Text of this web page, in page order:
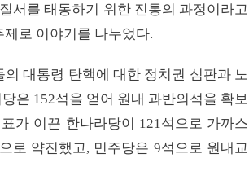
서를 태동하기 위한 진통의 과정이라고
로 이야기를 나누었다.
대통령 탄핵에 대한 정치권 심판과 노
은 152석을 얻어 원내 과반의석을 확보
가 이끈 한나라당이 121석으로 가까스
로 약진했고, 민주당은 9석으로 원내교